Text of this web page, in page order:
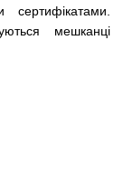
сертифікатами.
мешканці